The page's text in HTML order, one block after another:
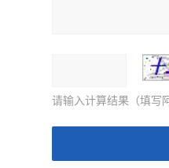
请输入计算结果（填写